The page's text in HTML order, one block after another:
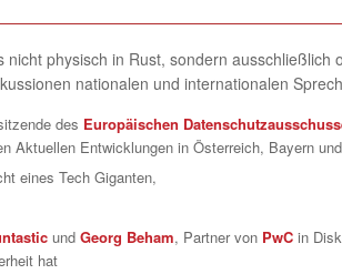
physisch in Rust, sondern ausschließlich
nationalen und internationalen
des Europäischen
Aktuellen Entwicklungen in Österreich, Bayern
eines Tech Giganten,
und Georg Beham, Partner von PwC in
hat